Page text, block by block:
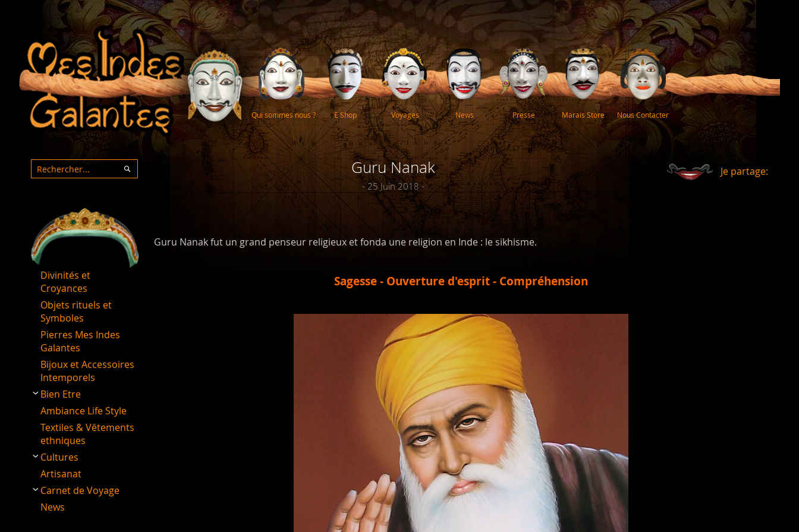
Qui sommes nous ? E Shop Voyages News Presse Marais Store Nous Contacter
Guru Nanak
- 25 Juin 2018 -
Je partage:
Guru Nanak fut un grand penseur religieux et fonda une religion en Inde : le sikhisme.
Sagesse - Ouverture d'esprit - Compréhension
Rechercher
Divinités et
Croyances
Objets rituels et
Symboles
Pierres Mes Indes
Galantes
Bijoux et Accessoires
Intemporels
Bien Etre
Ambiance Life Style
Textiles & Vêtements
ethniques
Cultures
Artisanat
Carnet de Voyage
News